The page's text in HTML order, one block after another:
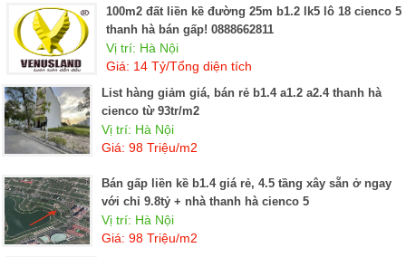
100m2 đất liền kề đường 25m b1.2 lk5 lô 18 cienco 5
thanh hà bán gấp! 0888662811
Vị trí: Hà Nội
Giá: 14 Tỷ/Tổng diện tích
List hàng giảm giá, bán rẻ b1.4 a1.2 a2.4 thanh hà
cienco từ 93tr/m2
Vị trí: Hà Nội
Giá: 98 Triệu/m2
Bán gấp liền kề b1.4 giá rẻ, 4.5 tầng xây sẵn ở ngay
với chỉ 9.8tỷ + nhà thanh hà cienco 5
Vị trí: Hà Nội
Giá: 98 Triệu/m2